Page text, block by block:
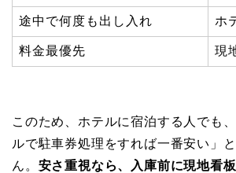
途中で何度も出し入れ ホ
料金最優先 現
このため、ホテルに宿泊する人でも
ルで駐車券処理をすれば一番安い」
ん。 安さ重視なら、入庫前に現地看